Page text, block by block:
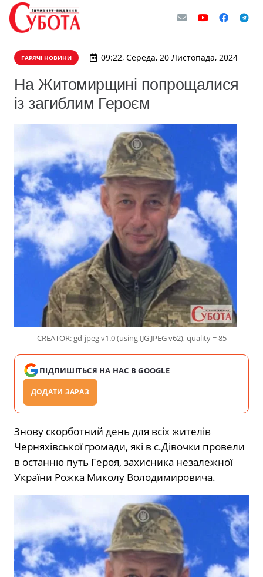
ГАРЯЧІ НОВИНИ 09:22, Середа, 20 Листопада, 2024
На Житомирщині попрощалися
із загиблим Героєм
CREATOR: gd-jpeg v1.0 (using IJG JPEG v62), quality = 85
ПІДПИШІТЬСЯ НА НАС В GOOGLE
ДОДАТИ ЗАРАЗ
Знову скорботний день для всіх жителів
Черняхівської громади, які в с.Дівочки провели
в останню путь Героя, захисника незалежної
України Рожка Миколу Володимировича.